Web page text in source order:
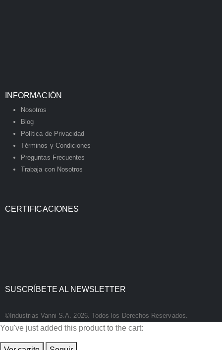
INFORMACIÓN
Nosotros
Blog
Política de Privacidad
Términos y Condiciones
Preguntas Frecuentes
Trabaja con Nosotros
CERTIFICACIONES
SUSCRÍBETE AL NEWSLETTER
©Industrias Vanni S.A. 2026. Todos los Derechos Reservados.
You've just added this product to the cart: